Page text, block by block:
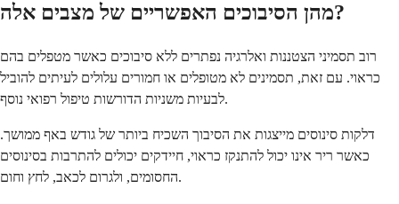
מהן הסיבוכים האפשריים של מצבים אלה?
רוב תסמיני הצטננות ואלרגיה נפתרים ללא סיבוכים כאשר מטפלים בהם
כראוי. עם זאת, תסמינים לא מטופלים או חמורים עלולים לעיתים להוביל
לבעיות משניות הדורשות טיפול רפואי נוסף.
דלקות סינוסים מייצגות את הסיבוך השכיח ביותר של גודש באף ממושך.
כאשר ריר אינו יכול להתנקז כראוי, חיידקים יכולים להתרבות בסינוסים
החסומים, ולגרום לכאב, לחץ וחום.